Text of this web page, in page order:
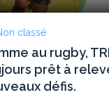
classé
au rugby,
prêt à
défis.